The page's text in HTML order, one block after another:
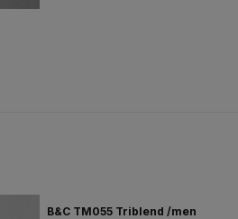
B&C TM055 Triblend /men